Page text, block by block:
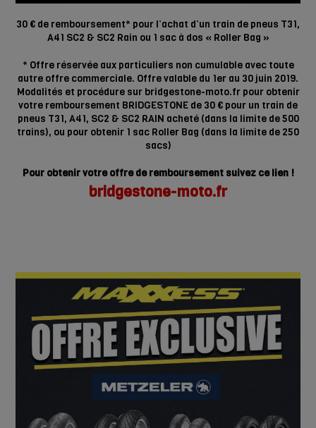
30 € de remboursement* pour l’achat d’un train de pneus T31,
A41 SC2 & SC2 Rain ou 1 sac à dos « Roller Bag »
* Offre réservée aux particuliers non cumulable avec toute
autre offre commerciale. Offre valable du 1er au 30 juin 2019.
Modalités et procédure sur bridgestone-moto.fr pour obtenir
votre remboursement BRIDGESTONE de 30 € pour un train de
pneus T31, A41, SC2 & SC2 RAIN acheté (dans la limite de 500
trains), ou pour obtenir 1 sac Roller Bag (dans la limite de 250
sacs)
Pour obtenir votre offre de remboursement suivez ce lien !
bridgestone-moto.fr